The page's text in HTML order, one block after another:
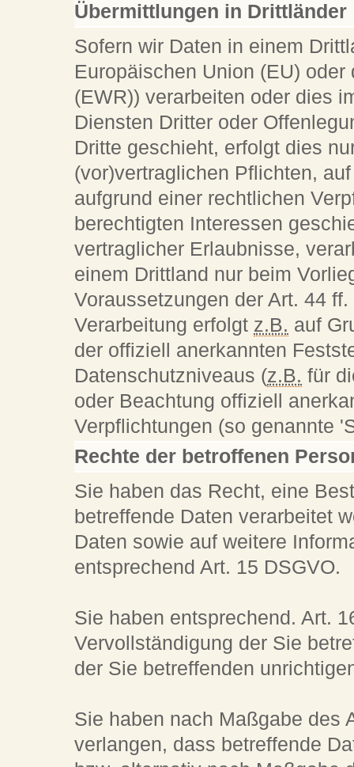
Übermittlungen in Drittländer
Sofern wir Daten in einem
Europäischen Union (EU)
(EWR)) verarbeiten oder dies
Diensten Dritter oder
Dritte geschieht, erfolgt dies
(vor)vertraglichen Pflichten,
aufgrund einer rechtlichen
berechtigten Interessen
vertraglicher Erlaubnisse,
einem Drittland nur beim
Voraussetzungen der Art. 44
Verarbeitung erfolgt z.B. auf
der offiziell anerkannten
Datenschutzniveaus (z.B. für
oder Beachtung offiziell
Verpflichtungen (so genannte
Rechte der betroffenen
Sie haben das Recht, eine
betreffende Daten verarbeitet
Daten sowie auf weitere
entsprechend Art. 15 DSGVO.
Sie haben entsprechend. Art.
Vervollständigung der Sie
der Sie betreffenden
Sie haben nach Maßgabe des
verlangen, dass betreffende